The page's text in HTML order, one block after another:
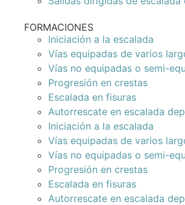
FORMACIONES
Iniciación a la escalada
Vías equipadas de varios
Vías no equipadas o semi-
Progresión en crestas
Escalada en fisuras
Autorrescate en escalada
Iniciación a la escalada
Vías equipadas de varios
Vías no equipadas o semi-
Progresión en crestas
Escalada en fisuras
Autorrescate en escalada